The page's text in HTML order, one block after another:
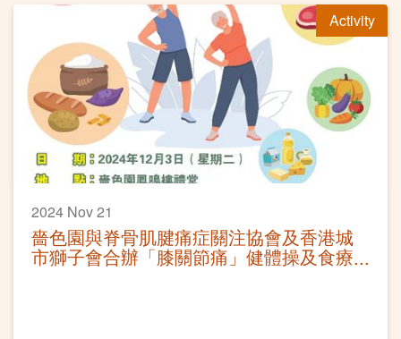
Activity
2024 Nov 21
嗇色園與脊骨肌腱痛症關注協會及香港城
市獅子會合辦「膝關節痛」健體操及食療